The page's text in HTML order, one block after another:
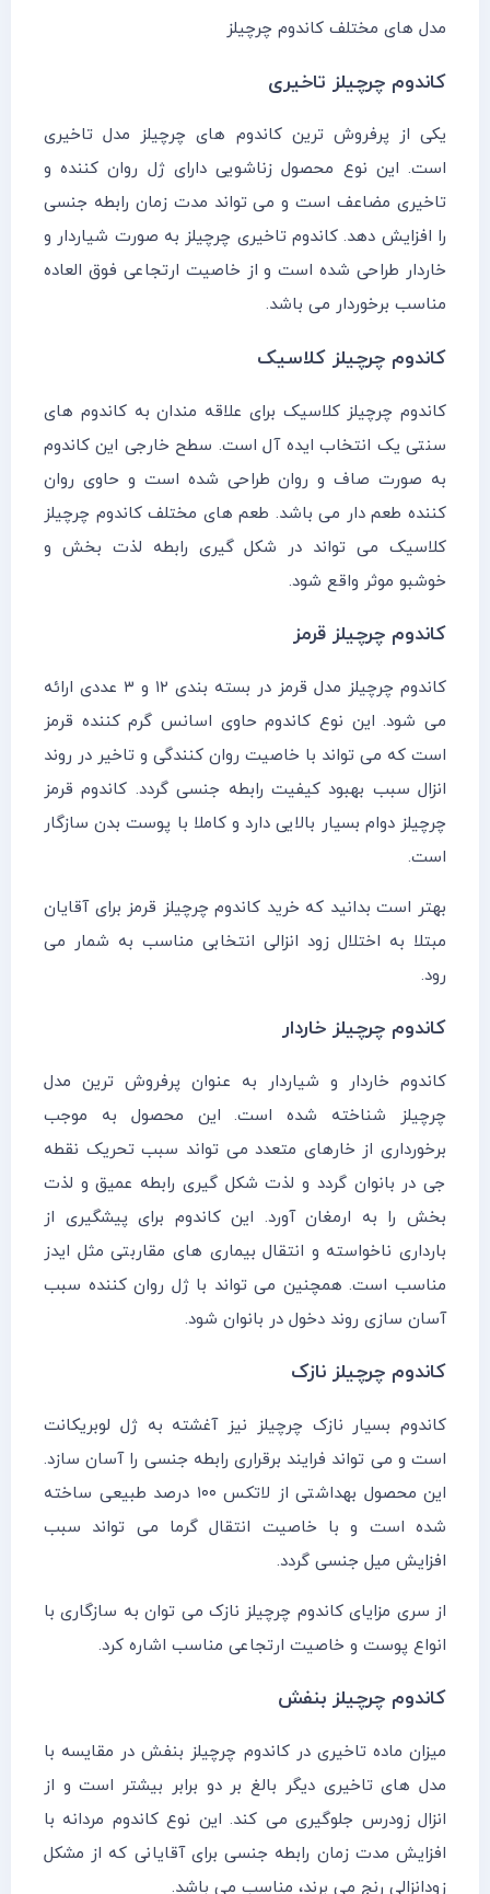
مدل های مختلف کاندوم چرچیلز
کاندوم چرچیلز تاخیری
یکی از پرفروش ترین کاندوم های چرچیلز مدل تاخیری
است. این نوع محصول زناشویی دارای ژل روان کننده و
تاخیری مضاعف است و می تواند مدت زمان رابطه جنسی
را افزایش دهد. کاندوم تاخیری چرچیلز به صورت شیاردار و
خاردار طراحی شده است و از خاصیت ارتجاعی فوق العاده
مناسب برخوردار می باشد.
کاندوم چرچیلز کلاسیک
کاندوم چرچیلز کلاسیک برای علاقه مندان به کاندوم های
سنتی یک انتخاب ایده آل است. سطح خارجی این کاندوم
به صورت صاف و روان طراحی شده است و حاوی روان
کننده طعم دار می باشد. طعم های مختلف کاندوم چرچیلز
کلاسیک می تواند در شکل گیری رابطه لذت بخش و
خوشبو موثر واقع شود.
کاندوم چرچیلز قرمز
کاندوم چرچیلز مدل قرمز در بسته بندی ۱۲ و ۳ عددی ارائه
می شود. این نوع کاندوم حاوی اسانس گرم کننده قرمز
است که می تواند با خاصیت روان کنندگی و تاخیر در روند
انزال سبب بهبود کیفیت رابطه جنسی گردد. کاندوم قرمز
چرچیلز دوام بسیار بالایی دارد و کاملا با پوست بدن سازگار
است.
بهتر است بدانید که خرید کاندوم چرچیلز قرمز برای آقایان
مبتلا به اختلال زود انزالی انتخابی مناسب به شمار می
رود.
کاندوم چرچیلز خاردار
کاندوم خاردار و شیاردار به عنوان پرفروش ترین مدل
چرچیلز شناخته شده است. این محصول به موجب
برخورداری از خارهای متعدد می تواند سبب تحریک نقطه
جی در بانوان گردد و لذت شکل گیری رابطه عمیق و لذت
بخش را به ارمغان آورد. این کاندوم برای پیشگیری از
بارداری ناخواسته و انتقال بیماری های مقاربتی مثل ایدز
مناسب است. همچنین می تواند با ژل روان کننده سبب
آسان سازی روند دخول در بانوان شود.
کاندوم چرچیلز نازک
کاندوم بسیار نازک چرچیلز نیز آغشته به ژل لوبریکانت
است و می تواند فرایند برقراری رابطه جنسی را آسان سازد.
این محصول بهداشتی از لاتکس ۱۰۰ درصد طبیعی ساخته
شده است و با خاصیت انتقال گرما می تواند سبب
افزایش میل جنسی گردد.
از سری مزایای کاندوم چرچیلز نازک می توان به سازگاری با
انواع پوست و خاصیت ارتجاعی مناسب اشاره کرد.
کاندوم چرچیلز بنفش
میزان ماده تاخیری در کاندوم چرچیلز بنفش در مقایسه با
مدل های تاخیری دیگر بالغ بر دو برابر بیشتر است و از
انزال زودرس جلوگیری می کند. این نوع کاندوم مردانه با
افزایش مدت زمان رابطه جنسی برای آقایانی که از مشکل
زودانزالی رنج می برند، مناسب می باشد.